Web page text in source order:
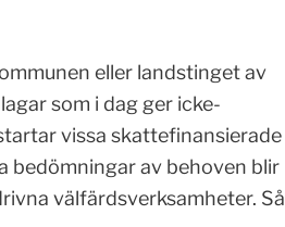
eller landstinget av
som i dag ger icke-
vissa skattefinansierade
bedömningar av behoven blir
välfärdsverksamheter. Så